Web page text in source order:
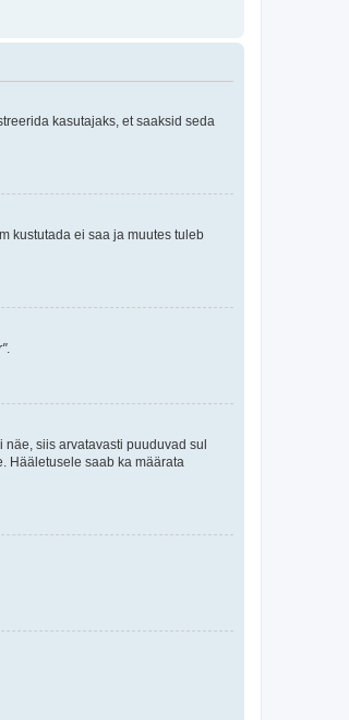
kasutajaks, et saaksid seda
kustutada ei saa ja muutes tuleb
.
siis arvatavasti puuduvad sul
Hääletusele saab ka määrata